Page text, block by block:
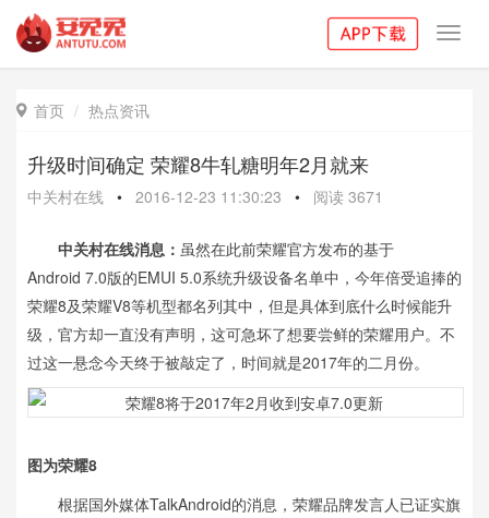
 首页 热点资讯
升级时间确定 荣耀8牛轧糖明年2月就来
中关村在线 • 2016-12-23 11:30:23 • 阅读 3671
中关村在线消息： 虽然在此前荣耀官方发布的基于
Android 7.0版的EMUI 5.0系统升级设备名单中，今年倍受追捧的
荣耀8及荣耀V8等机型都名列其中，但是具体到底什么时候能升
级，官方却一直没有声明，这可急坏了想要尝鲜的荣耀用户。不
过这一悬念今天终于被敲定了，时间就是2017年的二月份。
图为荣耀8
根据国外媒体TalkAndroid的消息，荣耀品牌发言人已证实旗